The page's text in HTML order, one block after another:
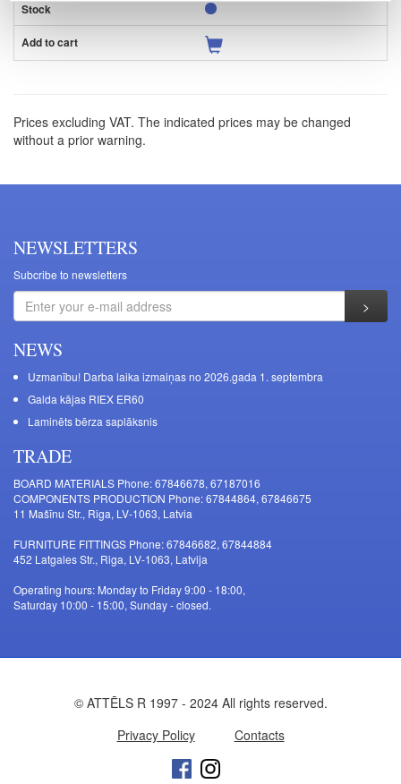
Prices excluding VAT. The indicated prices may be changed
without a prior warning.
NEWSLETTERS
Subcribe to newsletters
NEWS
Uzmanību! Darba laika izmaiņas no 2026.gada 1. septembra
Galda kājas RIEX ER60
Laminēts bērza saplāksnis
TRADE
BOARD MATERIALS Phone: 67846678, 67187016
COMPONENTS PRODUCTION Phone: 67844864, 67846675
11 Mašīnu Str., Riga, LV-1063, Latvia
FURNITURE FITTINGS Phone: 67846682, 67844884
452 Latgales Str., Riga, LV-1063, Latvija
Operating hours: Monday to Friday 9:00 - 18:00,
Saturday 10:00 - 15:00, Sunday - closed.
© ATTĒLS R 1997 - 2024 All rights reserved.
Privacy Policy
Contacts